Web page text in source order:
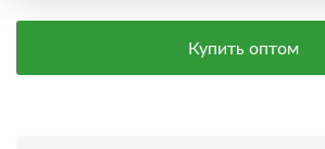
Купить оптом